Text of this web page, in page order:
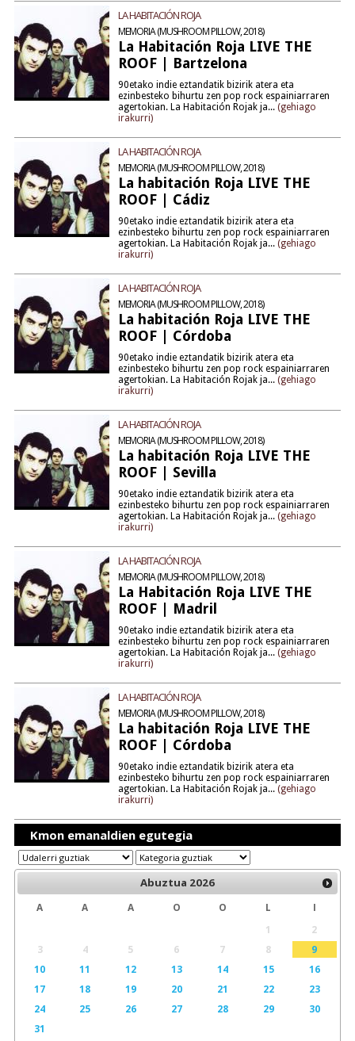
LA HABITACIÓN ROJA
MEMORIA (MUSHROOM PILLOW, 2018)
La Habitación Roja LIVE THE
ROOF | Bartzelona
90etako indie eztandatik bizirik atera eta
ezinbesteko bihurtu zen pop rock espainiarraren
agertokian. La Habitación Rojak ja... (gehiago
irakurri)
LA HABITACIÓN ROJA
MEMORIA (MUSHROOM PILLOW, 2018)
La habitación Roja LIVE THE
ROOF | Cádiz
90etako indie eztandatik bizirik atera eta
ezinbesteko bihurtu zen pop rock espainiarraren
agertokian. La Habitación Rojak ja... (gehiago
irakurri)
LA HABITACIÓN ROJA
MEMORIA (MUSHROOM PILLOW, 2018)
La habitación Roja LIVE THE
ROOF | Córdoba
90etako indie eztandatik bizirik atera eta
ezinbesteko bihurtu zen pop rock espainiarraren
agertokian. La Habitación Rojak ja... (gehiago
irakurri)
LA HABITACIÓN ROJA
MEMORIA (MUSHROOM PILLOW, 2018)
La habitación Roja LIVE THE
ROOF | Sevilla
90etako indie eztandatik bizirik atera eta
ezinbesteko bihurtu zen pop rock espainiarraren
agertokian. La Habitación Rojak ja... (gehiago
irakurri)
LA HABITACIÓN ROJA
MEMORIA (MUSHROOM PILLOW, 2018)
La Habitación Roja LIVE THE
ROOF | Madril
90etako indie eztandatik bizirik atera eta
ezinbesteko bihurtu zen pop rock espainiarraren
agertokian. La Habitación Rojak ja... (gehiago
irakurri)
LA HABITACIÓN ROJA
MEMORIA (MUSHROOM PILLOW, 2018)
La habitación Roja LIVE THE
ROOF | Córdoba
90etako indie eztandatik bizirik atera eta
ezinbesteko bihurtu zen pop rock espainiarraren
agertokian. La Habitación Rojak ja... (gehiago
irakurri)
Kmon emanaldien egutegia
Abuztua 2026
A A A O O L
I
1
2
3
4 5 6 7 8
9
10
11 12 13 14 15
16
17
18 19 20 21 22
23
24
25 26 27 28 29
30
31